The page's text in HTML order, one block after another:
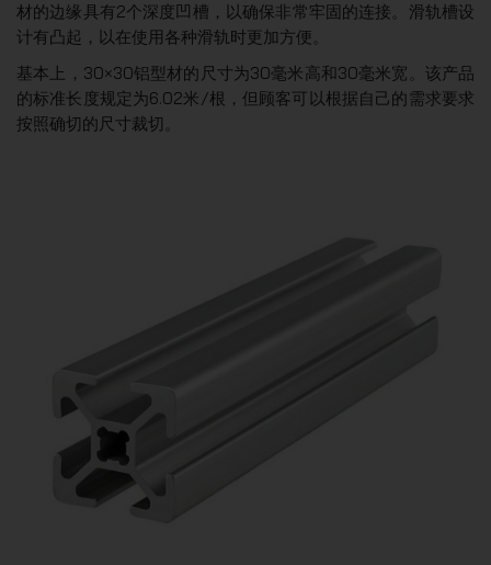
材的边缘具有2个深度凹槽，以确保非常牢固的连接。滑轨槽设
计有凸起，以在使用各种滑轨时更加方便。
基本上，30×30铝型材的尺寸为30毫米高和30毫米宽。该产品
的标准长度规定为6.02米/根，但顾客可以根据自己的需求要求
按照确切的尺寸裁切。